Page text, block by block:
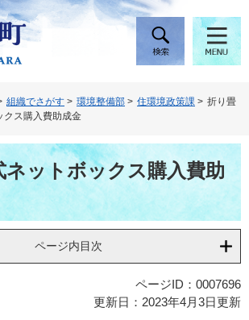
組織でさがす > 環境整備部 > 住環境政策課 > 折り畳
クス購入費助成金
ネットボックス購入費助
ページ内目次
ページID：0007696
更新日：2023年4月3日更新